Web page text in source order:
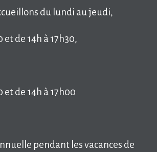
du lundi au jeudi,
et de 14h à 17h30,
et de 14h à 17h00
pendant les vacances de